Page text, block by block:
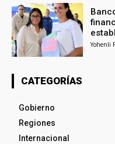
Yohenli
CATEGORÍAS
Gobierno
Regiones
Internacional